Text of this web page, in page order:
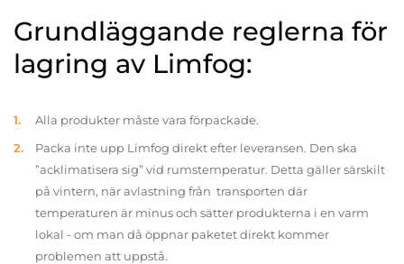
Grundläggande reglerna för
lagring av Limfog:
Alla produkter måste vara förpackade.
Packa inte upp Limfog direkt efter leveransen. Den ska
”acklimatisera sig” vid rumstemperatur. Detta gäller särskilt
på vintern, när avlastning från transporten där
temperaturen är minus och sätter produkterna i en varm
lokal - om man då öppnar paketet direkt kommer
problemen att uppstå.